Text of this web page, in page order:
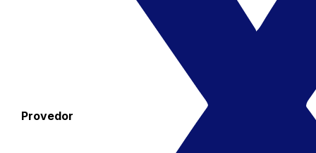
Provedor